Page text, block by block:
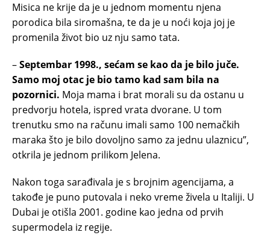
Misica ne krije da je u jednom momentu njena
porodica bila siromašna, te da je u noći koja joj je
promenila život bio uz nju samo tata.
–Septembar 1998., sećam se kao da je bilo juče.
Samo moj otac je bio tamo kad sam bila na
pozornici. Moja mama i brat morali su da ostanu u
predvorju hotela, ispred vrata dvorane. U tom
trenutku smo na računu imali samo 100 nemačkih
maraka što je bilo dovoljno samo za jednu ulaznicu”,
otkrila je jednom prilikom Jelena.
Nakon toga sarađivala je s brojnim agencijama, a
takođe je puno putovala i neko vreme živela u Italiji. U
Dubai je otišla 2001. godine kao jedna od prvih
supermodela iz regije.